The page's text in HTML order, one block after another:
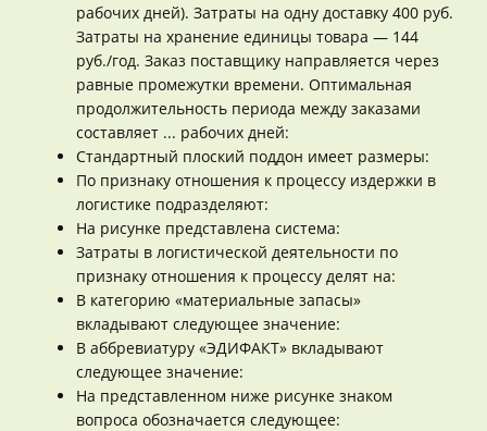
рабочих дней). Затраты на одну доставку 400 руб.
Затраты на хранение единицы товара — 144
руб./год. Заказ поставщику направляется через
равные промежутки времени. Оптимальная
продолжительность периода между заказами
составляет ... рабочих дней:
Стандартный плоский поддон имеет размеры:
По признаку отношения к процессу издержки в
логистике подразделяют:
На рисунке представлена система:
Затраты в логистической деятельности по
признаку отношения к процессу делят на:
В категорию «материальные запасы»
вкладывают следующее значение:
В аббревиатуру «ЭДИФАКТ» вкладывают
следующее значение:
На представленном ниже рисунке знаком
вопроса обозначается следующее: